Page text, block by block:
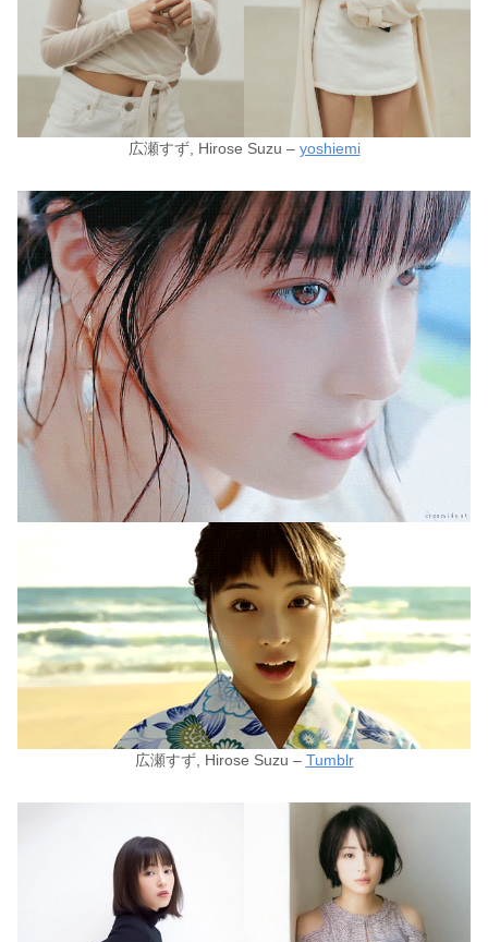
広瀬すず, Hirose Suzu – yoshiemi
広瀬すず, Hirose Suzu – Tumblr